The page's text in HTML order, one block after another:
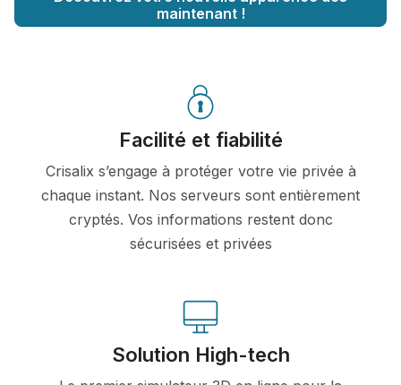
maintenant !
Facilité et fiabilité
Crisalix s’engage à protéger votre vie privée à
chaque instant. Nos serveurs sont entièrement
cryptés. Vos informations restent donc
sécurisées et privées
Solution High-tech